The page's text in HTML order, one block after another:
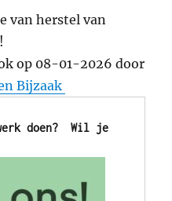
van herstel van
op 08-01-2026 door
Bijzaak
doen?  Wil je